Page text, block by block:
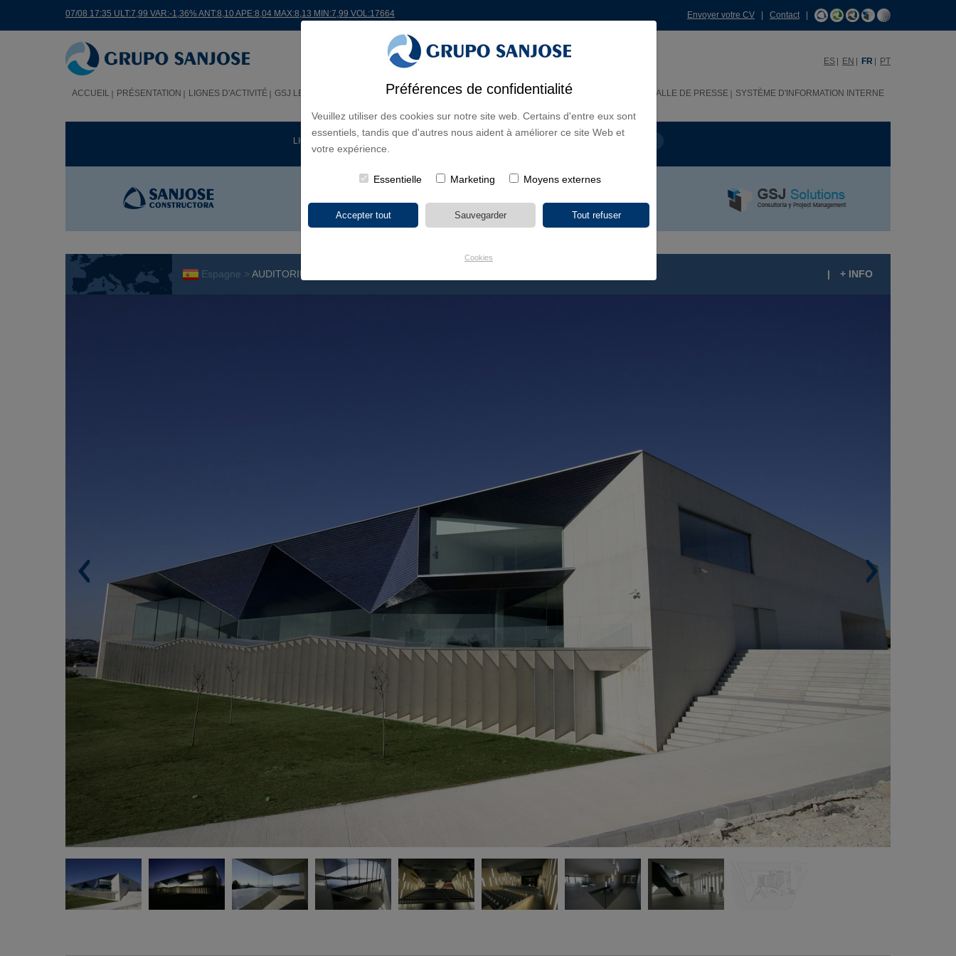
Préférences de confidentialité
Veuillez utiliser des cookies sur notre site web. Certains d'entre eux sont
essentiels, tandis que d'autres nous aident à améliorer ce site Web et
votre expérience.
Essentielle Marketing Moyens externes
Cookies
07/08 17:35 ULT:7,99 VAR:-1,36% ANT:8,10 APE:8,04 MAX:8,13 MIN:7,99 VOL:17664 Envoyer votre CV Contact|
ES EN FR PT
ACCUEIL PRÉSENTATION LIGNES D'ACTIVITÉ GSJ LE MONDE ACTIONNAIRES ET INVESTISSEURS INNOVATION SALLE DE PRESSE SYSTÈME D'INFORMATION INTERNE
LIGNES D'ACTIVITÉ CONTINENTS
Espagne > AUDITORIUM DE TEULADA - MORAIRA, ALICANTE | + INFO
> Architecte. Francisco Mangado Beloqui.
* Prix International d’Architecture de Chicago
Athenaeum en 2012, accordé par le Musée
d’Architecture et Conception de Chicago
Athenaeum et du Centre Européen pour
l’Architecture, l’Art, la Conception et l’Urbanisme.
* Prix “RIBA Européen Awards 2013” par l’Institut
* Mention d’Honneur aux Prix Céramique
d’Architecture ASCER.